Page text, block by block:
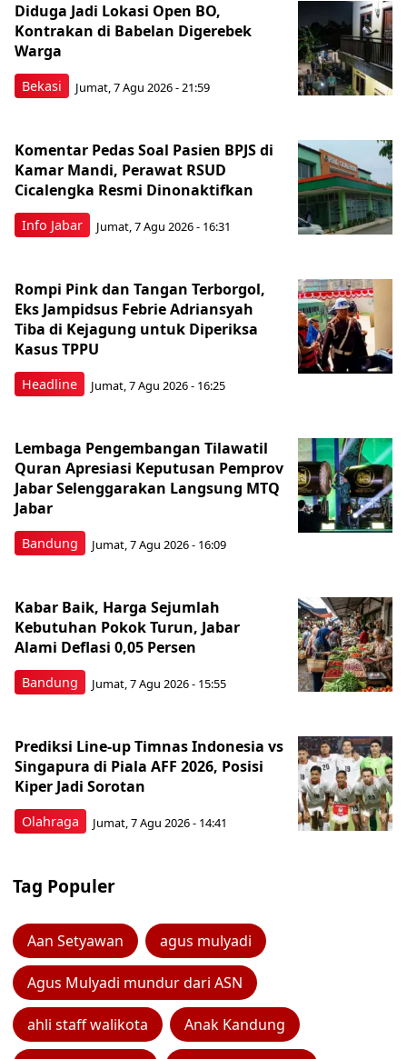
Bekasi
Diduga Jadi Lokasi Open BO,
Kontrakan di Babelan Digerebek
Warga
Jumat, 7 Agu 2026 - 21:59
Info Jabar
Komentar Pedas Soal Pasien BPJS di
Kamar Mandi, Perawat RSUD
Cicalengka Resmi Dinonaktifkan
Jumat, 7 Agu 2026 - 16:31
Headline
Rompi Pink dan Tangan Terborgol,
Eks Jampidsus Febrie Adriansyah
Tiba di Kejagung untuk Diperiksa
Kasus TPPU
Jumat, 7 Agu 2026 - 16:25
Bandung
Lembaga Pengembangan Tilawatil
Quran Apresiasi Keputusan Pemprov
Jabar Selenggarakan Langsung MTQ
Jabar
Jumat, 7 Agu 2026 - 16:09
Bandung
Kabar Baik, Harga Sejumlah
Kebutuhan Pokok Turun, Jabar
Alami Deflasi 0,05 Persen
Jumat, 7 Agu 2026 - 15:55
Olahraga
Prediksi Line-up Timnas Indonesia vs
Singapura di Piala AFF 2026, Posisi
Kiper Jadi Sorotan
Jumat, 7 Agu 2026 - 14:41
Tag Populer
Aan Setyawan agus mulyadi
Agus Mulyadi mundur dari ASN
ahli staff walikota Anak Kandung